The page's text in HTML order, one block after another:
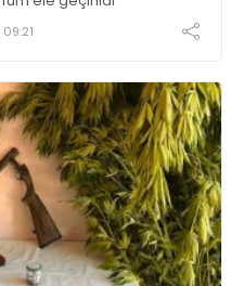
09:21